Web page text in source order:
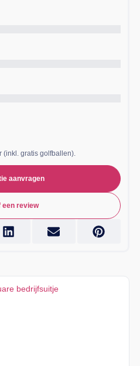
(inkl. gratis golfballen).
aanvragen
een review